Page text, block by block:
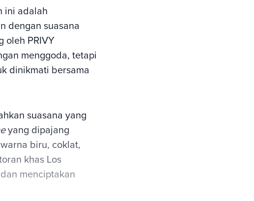
ini adalah
dengan suasana
oleh PRIVY
menggoda, tetapi
dinikmati bersama
suasana yang
yang dipajang
biru, coklat,
khas Los
menciptakan